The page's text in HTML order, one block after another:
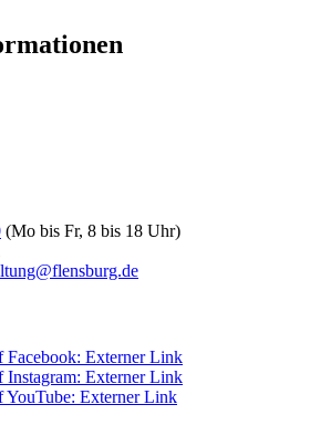
(Mo bis Fr, 8 bis 18 Uhr)
Facebook: Externer Link
Instagram: Externer Link
YouTube: Externer Link